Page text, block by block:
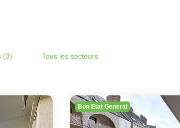
(3) Tous les secteurs
Bon Etat General